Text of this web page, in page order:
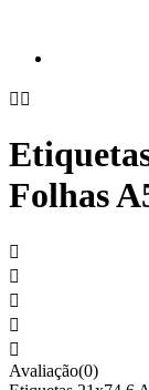
 
Folhas





Avaliação(0)